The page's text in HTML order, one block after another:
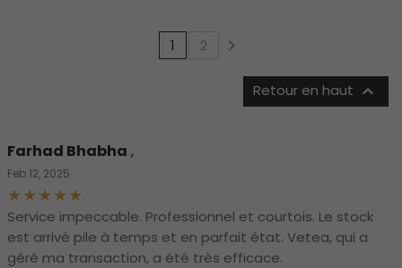
1 2 
Retour en haut 
Farhad Bhabha ,
Feb 12, 2025
Service impeccable. Professionnel et courtois. Le stock
est arrivé pile à temps et en parfait état. Vetea, qui a
géré ma transaction, a été très efficace.